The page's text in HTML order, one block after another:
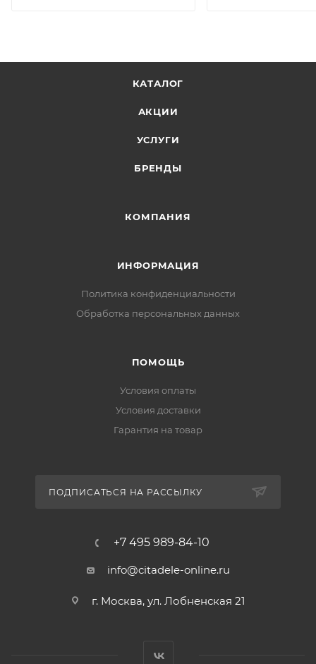
КАТАЛОГ
АКЦИИ
УСЛУГИ
БРЕНДЫ
КОМПАНИЯ
ИНФОРМАЦИЯ
Политика конфиденциальности
Обработка персональных данных
ПОМОЩЬ
Условия оплаты
Условия доставки
Гарантия на товар
ПОДПИСАТЬСЯ НА РАССЫЛКУ
+7 495 989-84-10
info@citadele-online.ru
г. Москва, ул. Лобненская 21